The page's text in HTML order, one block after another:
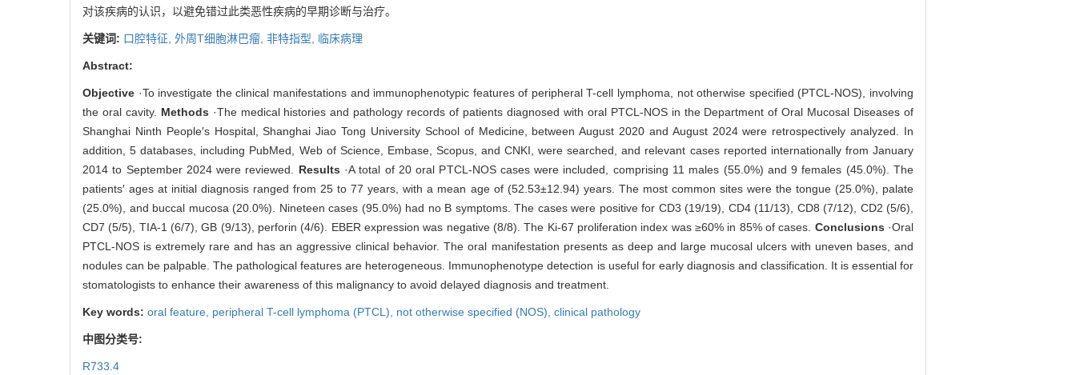
对该疾病的认识，以避免错过此类恶性疾病的早期诊断与治疗。
关键词: 口腔特征, 外周T细胞淋巴瘤, 非特指型, 临床病理
Abstract:
Objective ·To investigate the clinical manifestations and immunophenotypic features of peripheral T-cell lymphoma, not otherwise specified (PTCL-NOS), involving
the oral cavity. Methods ·The medical histories and pathology records of patients diagnosed with oral PTCL-NOS in the Department of Oral Mucosal Diseases of
Shanghai Ninth People′s Hospital, Shanghai Jiao Tong University School of Medicine, between August 2020 and August 2024 were retrospectively analyzed. In
addition, 5 databases, including PubMed, Web of Science, Embase, Scopus, and CNKI, were searched, and relevant cases reported internationally from January
2014 to September 2024 were reviewed. Results ·A total of 20 oral PTCL-NOS cases were included, comprising 11 males (55.0%) and 9 females (45.0%). The
patients′ ages at initial diagnosis ranged from 25 to 77 years, with a mean age of (52.53±12.94) years. The most common sites were the tongue (25.0%), palate
(25.0%), and buccal mucosa (20.0%). Nineteen cases (95.0%) had no B symptoms. The cases were positive for CD3 (19/19), CD4 (11/13), CD8 (7/12), CD2 (5/6),
CD7 (5/5), TIA-1 (6/7), GB (9/13), perforin (4/6). EBER expression was negative (8/8). The Ki-67 proliferation index was ≥60% in 85% of cases. Conclusions ·Oral
PTCL-NOS is extremely rare and has an aggressive clinical behavior. The oral manifestation presents as deep and large mucosal ulcers with uneven bases, and
nodules can be palpable. The pathological features are heterogeneous. Immunophenotype detection is useful for early diagnosis and classification. It is essential for
stomatologists to enhance their awareness of this malignancy to avoid delayed diagnosis and treatment.
Key words: oral feature, peripheral T-cell lymphoma (PTCL), not otherwise specified (NOS), clinical pathology
中图分类号:
R733.4